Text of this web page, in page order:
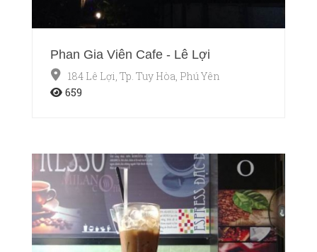
Phan Gia Viên Cafe - Lê Lợi
184 Lê Lợi, Tp. Tuy Hòa, Phú Yên
659